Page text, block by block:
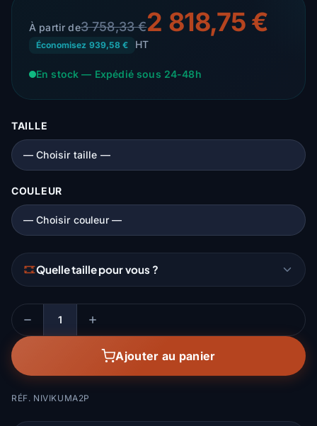
À partir de3 758,33 €2 818,75 €
Économisez 939,58 € HT
En stock — Expédié sous 24-48h
TAILLE
COULEUR
Quelle taille pour vous ?
Quantité
Ajouter au panier
RÉF. NIVIKUMA2P